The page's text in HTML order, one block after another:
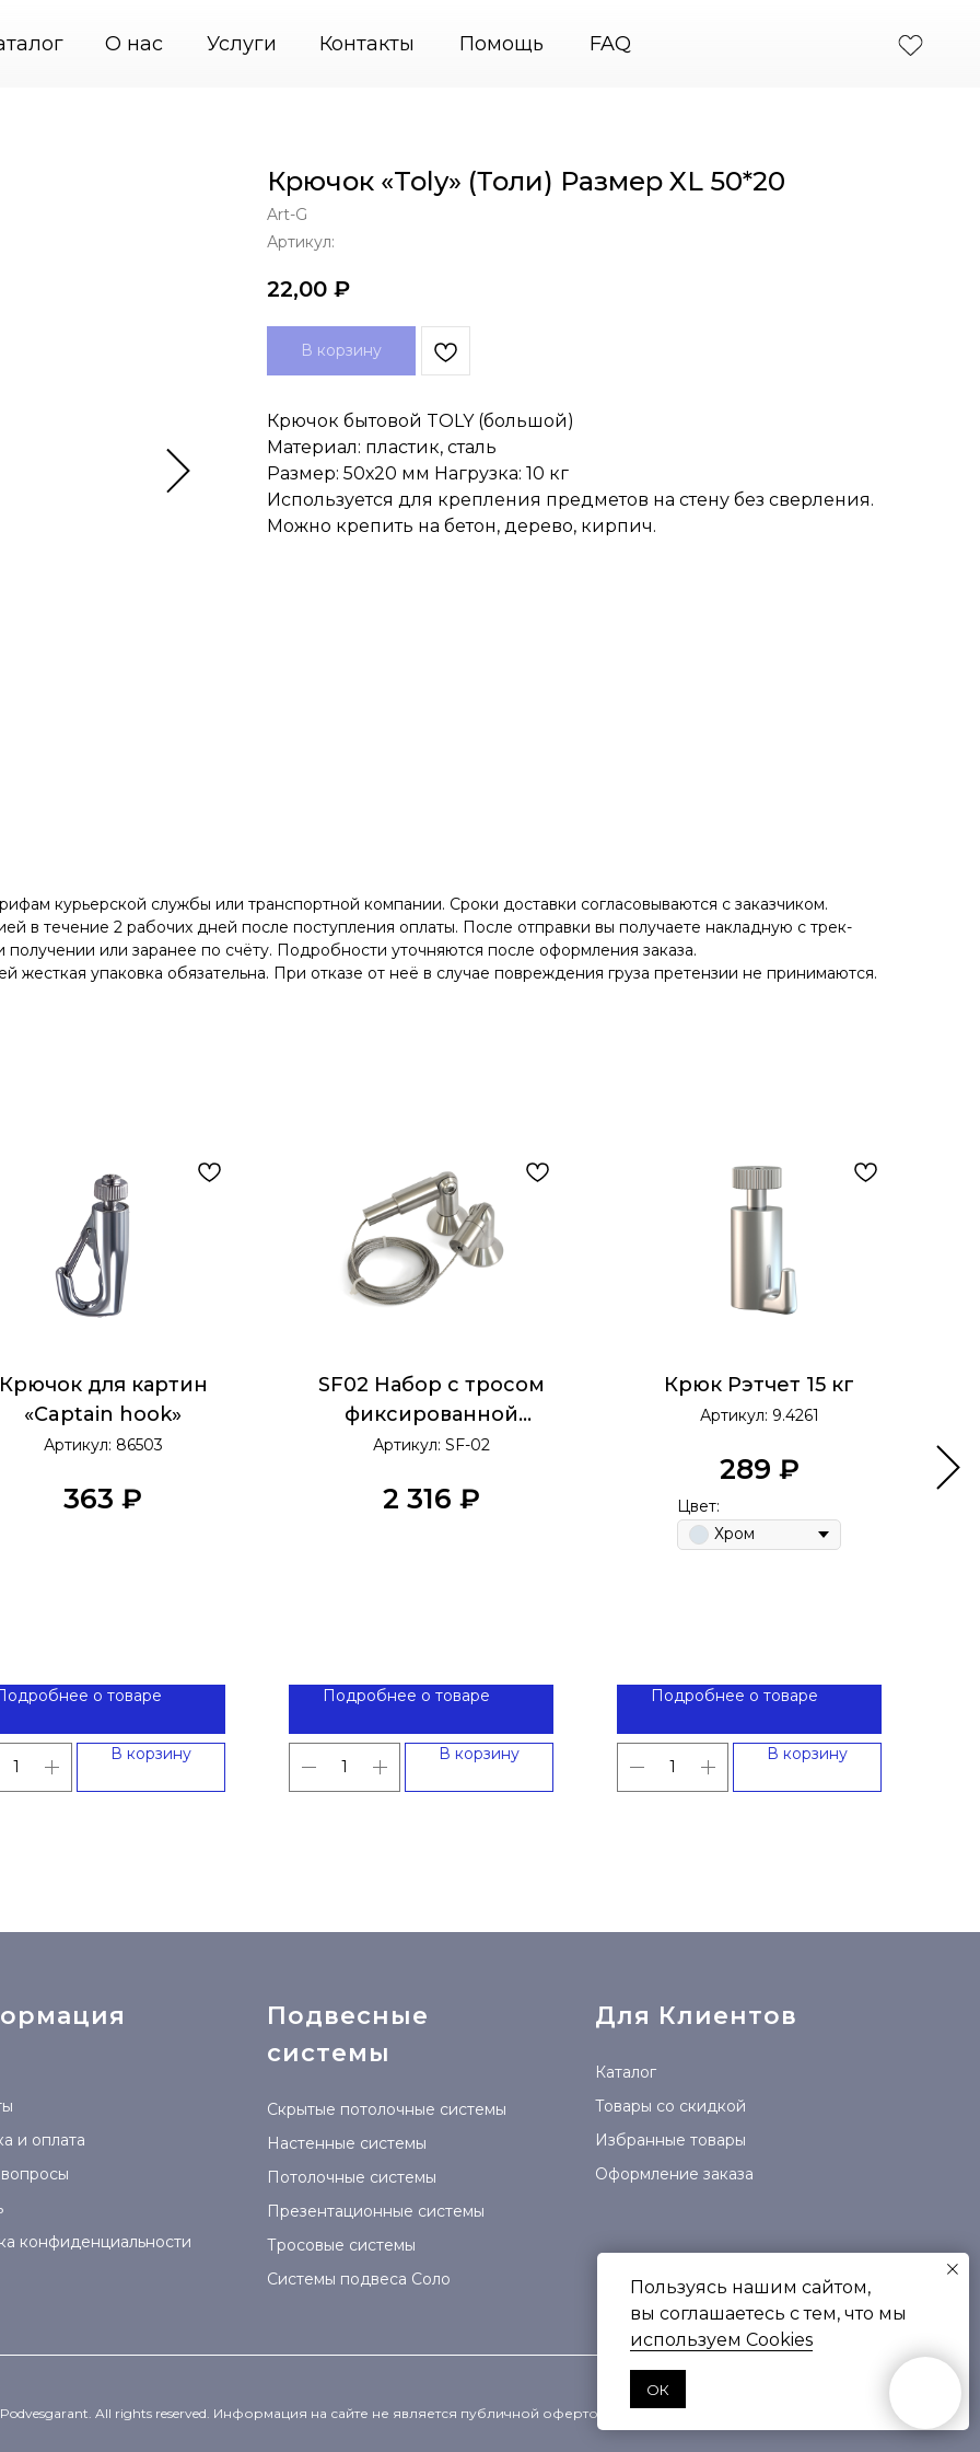
FAQ
Помощь
Контакты
Услуги
О нас
Крючок «Toly» (Толи) Размер XL 50*20
Art-G
Артикул:
22,00 ₽
В корзину
Крючок бытовой TOLY (большой)
Материал: пластик, сталь
Размер: 50х20 мм Нагрузка: 10 кг
Используется для крепления предметов на стену без сверления.
Можно крепить на бетон, дерево, кирпич.
курьерской службы или транспортной компании. Сроки доставки согласовываются с заказчиком.
в течение 2 рабочих дней после поступления оплаты. После отправки вы получаете накладную с трек-
или заранее по счёту. Подробности уточняются после оформления заказа.
жесткая упаковка обязательна. При отказе от неё в случае повреждения груза претензии не принимаются.
Крючок для картин
«Captain hook»
Артикул: 86503
363 ₽
о товаре
В корзину
SF02 Набор с тросом
фиксированной
установки 300 см
Артикул: SF-02
2 316 ₽
Подробнее о товаре
В корзину
Крюк Рэтчет 15 кг
Артикул: 9.4261
289 ₽
Цвет:
Хром
Подробнее о товаре
В корзину
и оплата
конфиденциальности
Подвесные
системы
Скрытые потолочные системы
Настенные системы
Потолочные системы
Презентационные системы
Тросовые системы
Системы подвеса Соло
Для Клиентов
Каталог
Товары со скидкой
Избранные товары
Оформление заказа
All rights reserved. Информация на сайте не является публичной офертой.
Пользуясь нашим сайтом,
вы соглашаетесь с тем, что мы
используем Сookies
ОК